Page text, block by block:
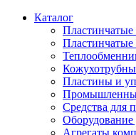
Каталог
Пластинчатые
Пластины и
Средства для
Агрегаты